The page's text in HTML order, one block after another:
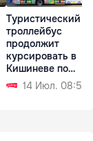
Туристический
троллейбус
продолжит
курсировать в
Кишиневе по
выходным
14 Июл. 08:51